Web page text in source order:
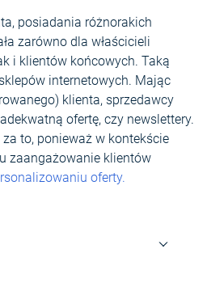
posiadania różnorakich
zarówno dla właścicieli
i klientów końcowych. Taką
internetowych. Mając
klienta, sprzedawcy
ofertę, czy newslettery.
to, ponieważ w kontekście
zaangażowanie klientów
oferty.